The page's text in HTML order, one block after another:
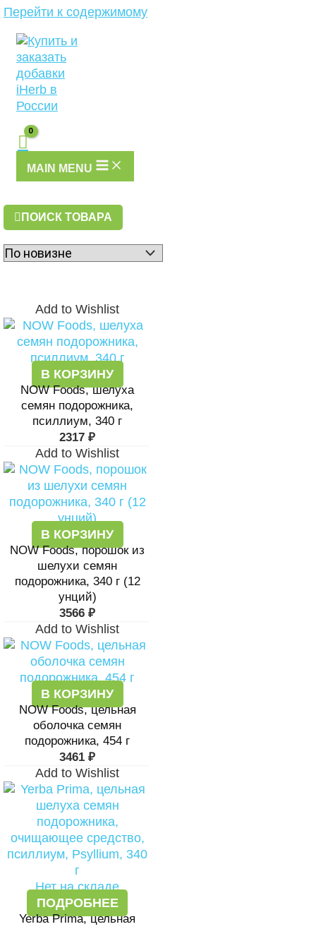
Перейти к содержимому
MAIN MENU
ПОИСК ТОВАРА
Add to Wishlist
В КОРЗИНУ
NOW Foods, шелуха
семян подорожника,
псиллиум, 340 г
2317 ₽
Add to Wishlist
В КОРЗИНУ
NOW Foods, порошок из
шелухи семян
подорожника, 340 г (12
унций)
3566 ₽
Add to Wishlist
В КОРЗИНУ
NOW Foods, цельная
оболочка семян
подорожника, 454 г
3461 ₽
Add to Wishlist
Нет на складе
ПОДРОБНЕЕ
Yerba Prima, цельная